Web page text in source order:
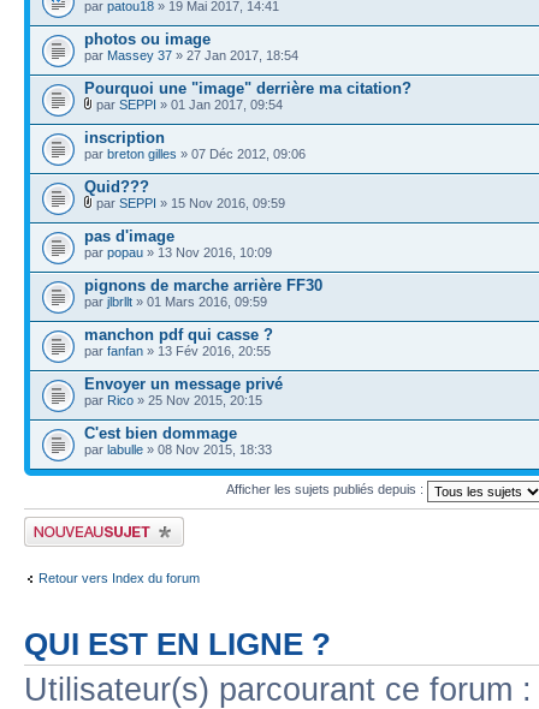
par patou18 » 19 Mai 2017, 14:41
photos ou image
par Massey 37 » 27 Jan 2017, 18:54
Pourquoi une "image" derrière ma citation?
par SEPPI » 01 Jan 2017, 09:54
inscription
par breton gilles » 07 Déc 2012, 09:06
Quid???
par SEPPI » 15 Nov 2016, 09:59
pas d'image
par popau » 13 Nov 2016, 10:09
pignons de marche arrière FF30
par jlbrllt » 01 Mars 2016, 09:59
manchon pdf qui casse ?
par fanfan » 13 Fév 2016, 20:55
Envoyer un message privé
par Rico » 25 Nov 2015, 20:15
C'est bien dommage
par labulle » 08 Nov 2015, 18:33
Afficher les sujets publiés depuis :
Publier un nouveau sujet
Retour vers Index du forum
QUI EST EN LIGNE ?
Utilisateur(s) parcourant ce forum